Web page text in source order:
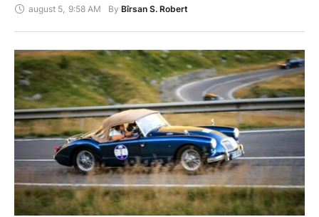
august 5 9:58 AM By Bîrsan S. Robert